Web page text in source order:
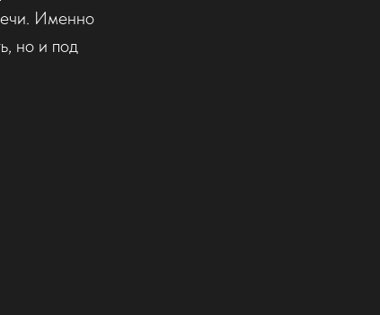
Именно
но и под